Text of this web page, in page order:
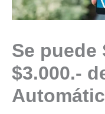
Se puede
$3.000.-